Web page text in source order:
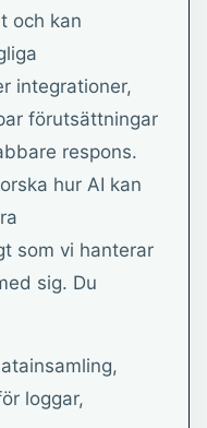
och kan
integrationer,
förutsättningar
respons.
hur AI kan
som vi hanterar
sig. Du
loggar,